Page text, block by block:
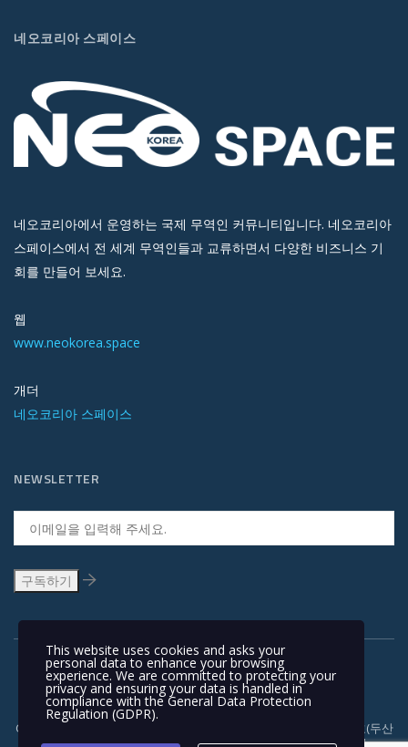
네오코리아 스페이스
네오코리아에서 운영하는 국제 무역인 커뮤니티입니다. 네오코리아
스페이스에서 전 세계 무역인들과 교류하면서 다양한 비즈니스 기
회를 만들어 보세요.
웹
www.neokorea.space
개더
네오코리아 스페이스
NEWSLETTER
Copyright © 1991-2018 | 경기도 안양시 흥안대로 415, 서관 1110호(두산
벤처다임) 우: 14059 | T +82-31-478-5434 | F +82-31-478-5437 |
This website uses cookies and asks your
personal data to enhance your browsing
experience. We are committed to protecting your
privacy and ensuring your data is handled in
compliance with theGeneral Data Protection
Regulation (GDPR).